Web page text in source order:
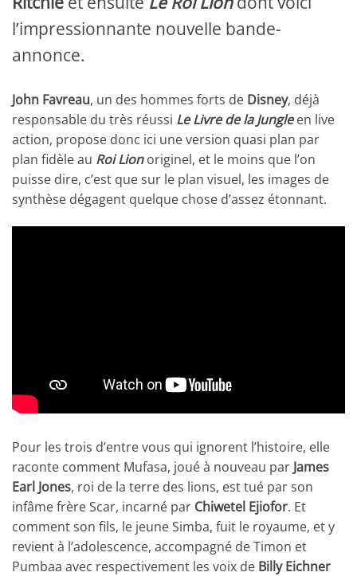
l’impressionnante nouvelle bande-
annonce.
John Favreau, un des hommes forts de Disney, déjà
responsable du très réussi Le Livre de la Jungleen live
action, propose donc ici une version quasi plan par
plan fidèle au Roi Lionoriginel, et le moins que l’on
puisse dire, c’est que sur le plan visuel, les images de
synthèse dégagent quelque chose d’assez étonnant.
Pour les trois d’entre vous qui ignorent l’histoire, elle
raconte comment Mufasa, joué à nouveau par James
Earl Jones, roi de la terre des lions, est tué par son
infâme frère Scar, incarné par Chiwetel Ejiofor. Et
comment son fils, le jeune Simba, fuit le royaume, et y
revient à l’adolescence, accompagné de Timon et
Pumbaa avec respectivement les voix de Billy Eichner